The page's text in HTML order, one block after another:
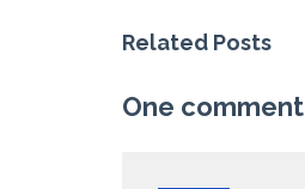
Related Posts
One comment